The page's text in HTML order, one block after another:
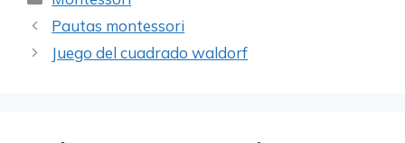
Pautas montessori
Juego del cuadrado waldorf